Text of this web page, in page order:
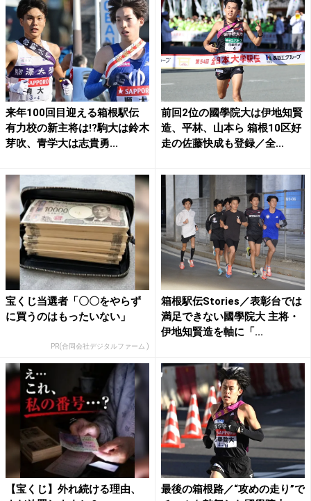
来年100回目迎える箱根駅伝
有力校の新主将は!?駒大は鈴木
芽吹、青学大は志貴勇...
前回2位の國學院大は伊地知賢
造、平林、山本ら 箱根10区好
走の佐藤快成も登録／全...
宝くじ当選者「〇〇をやらず
に買うのはもったいない」
PR(合同会社デジタルファーム )
箱根駅伝Stories／表彰台では
満足できない國學院大 主将・
伊地知賢造を軸に「...
【宝くじ】外れ続ける理由、
最後の箱根路／“攻めの走り”で